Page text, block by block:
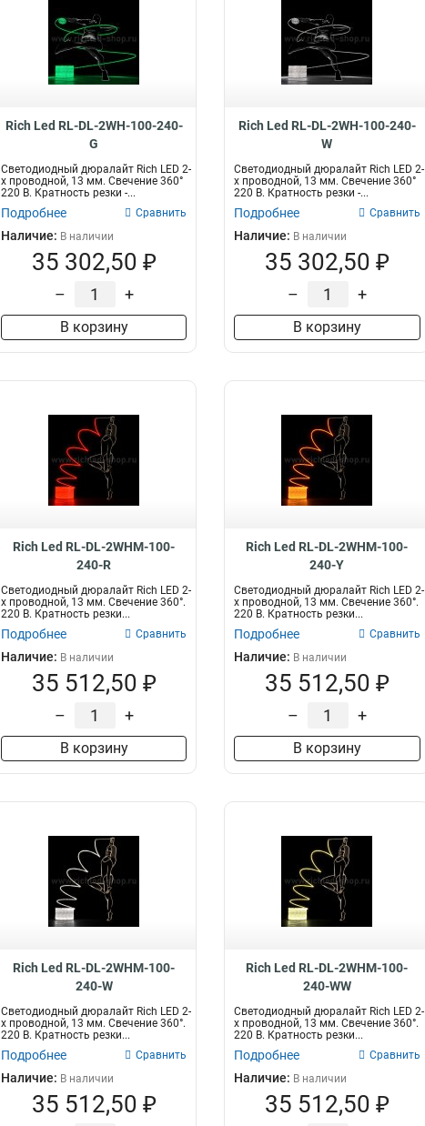
Rich Led RL-DL-2WH-100-240-
G
Светодиодный дюралайт Rich LED 2-
х проводной, 13 мм. Свечение 360°
220 В. Кратность резки -...
Подробнее Сравнить
Наличие: В наличии
35 302,50 ₽
– +
В корзину
Rich Led RL-DL-2WH-100-240-
W
Светодиодный дюралайт Rich LED 2-
х проводной, 13 мм. Свечение 360°
220 В. Кратность резки -...
Подробнее Сравнить
Наличие: В наличии
35 302,50 ₽
– +
В корзину
Rich Led RL-DL-2WHM-100-
240-R
Светодиодный дюралайт Rich LED 2-
х проводной, 13 мм. Свечение 360°.
220 В. Кратность резки...
Подробнее Сравнить
Наличие: В наличии
35 512,50 ₽
– +
В корзину
Rich Led RL-DL-2WHM-100-
240-Y
Светодиодный дюралайт Rich LED 2-
х проводной, 13 мм. Свечение 360°.
220 В. Кратность резки...
Подробнее Сравнить
Наличие: В наличии
35 512,50 ₽
– +
В корзину
Rich Led RL-DL-2WHM-100-
240-W
Светодиодный дюралайт Rich LED 2-
х проводной, 13 мм. Свечение 360°.
220 В. Кратность резки...
Подробнее Сравнить
Наличие: В наличии
35 512,50 ₽
Rich Led RL-DL-2WHM-100-
240-WW
Светодиодный дюралайт Rich LED 2-
х проводной, 13 мм. Свечение 360°.
220 В. Кратность резки...
Подробнее Сравнить
Наличие: В наличии
35 512,50 ₽